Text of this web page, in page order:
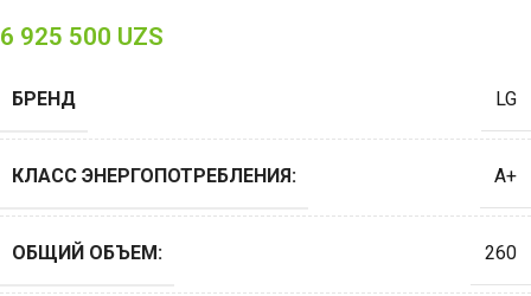
6 925 500 UZS
БРЕНД LG
КЛАСС ЭНЕРГОПОТРЕБЛЕНИЯ: A+
ОБЩИЙ ОБЪЕМ: 260